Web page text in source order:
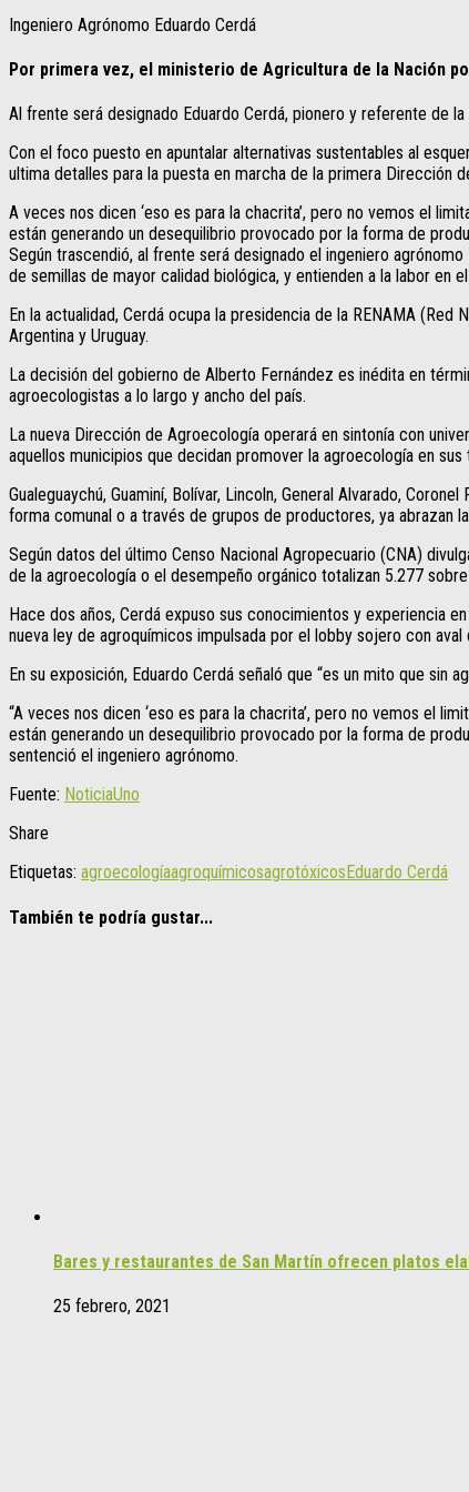
Ingeniero Agrónomo Eduardo Cerdá
Por primera vez, el ministerio de Agricultura de la Nación
Al frente será designado Eduardo Cerdá, pionero y referente de
Con el foco puesto en apuntalar alternativas sustentables al
ultima detalles para la puesta en marcha de la primera Dirección
A veces nos dicen ‘eso es para la chacrita’, pero no vemos el
están generando un desequilibrio provocado por la forma de
Según trascendió, al frente será designado el ingeniero
de semillas de mayor calidad biológica, y entienden a la labor en
En la actualidad, Cerdá ocupa la presidencia de la RENAMA
Argentina y Uruguay.
La decisión del gobierno de Alberto Fernández es inédita en
agroecologistas a lo largo y ancho del país.
La nueva Dirección de Agroecología operará en sintonía con
aquellos municipios que decidan promover la agroecología en
Gualeguaychú, Guaminí, Bolívar, Lincoln, General Alvarado,
forma comunal o a través de grupos de productores, ya abrazan
Según datos del último Censo Nacional Agropecuario (CNA)
de la agroecología o el desempeño orgánico totalizan 5.277
Hace dos años, Cerdá expuso sus conocimientos y experiencia
nueva ley de agroquímicos impulsada por el lobby sojero con
En su exposición, Eduardo Cerdá señaló que “es un mito que
“A veces nos dicen ‘eso es para la chacrita’, pero no vemos el
están generando un desequilibrio provocado por la forma de
sentenció el ingeniero agrónomo.
Fuente: NoticiaUno
Share
Etiquetas: agroecologíaagroquímicosagrotóxicos Eduardo Cerdá
También te podría gustar...
Bares y restaurantes de San Martín ofrecen platos
25 febrero, 2021